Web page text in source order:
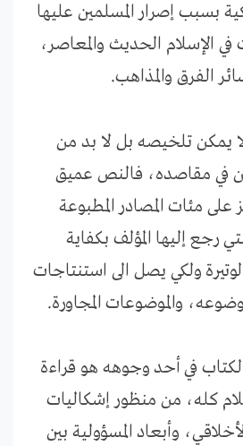
بسبب إصرار المسلمين عليها
في الإسلام الحديث والمعاصر،
الفرق والمذاهب.
يمكن تلخيصه بل لا بد من
في مقاصده، فالنص عميق
مئات المصادر المطبوعة
رجع إليها المؤلف بكفاية
ولكي يصل الى استنتاجات
والموضوعات المجاورة.
في أحد وجوهه هو قراءة
كله، من منظور إشكاليات
وأبعاد المسؤولية بين